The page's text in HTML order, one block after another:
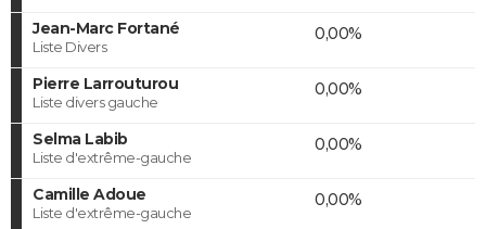
Jean-Marc Fortané
Liste Divers
0,00%
Pierre Larrouturou
Liste divers gauche
0,00%
Selma Labib
Liste d'extrême-gauche
0,00%
Camille Adoue
Liste d'extrême-gauche
0,00%